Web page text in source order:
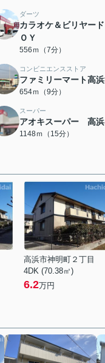
ダーツ
カラオケ＆ビリヤー
ＯＹ
556ｍ（7分）
コンビニエンスストア
ファミリーマート高
654ｍ（9分）
スーパー
アオキスーパー 高浜
1148ｍ（15分）
高浜市神明町２丁目
4DK (70.38㎡)
6.2万円